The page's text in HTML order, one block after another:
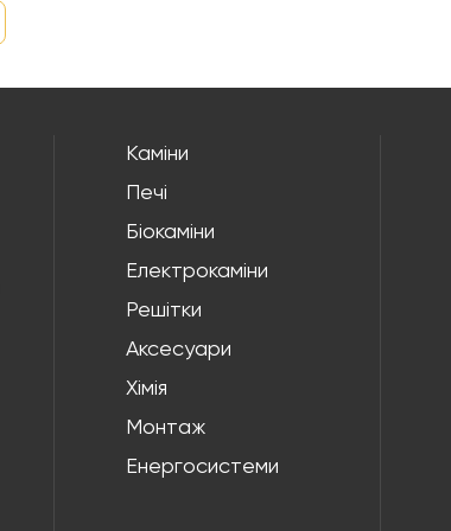
Каміни
Печі
Біокаміни
Електрокаміни
Решітки
Аксесуари
Хімія
Монтаж
Енергосистеми